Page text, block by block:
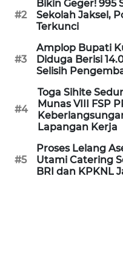
#2
Bikin Geger! 995
Sekolah Jaksel,
Terkunci
#3
Amplop Bupati
Diduga Berisi
Selisih
#4
Toga Sihite
Munas VIII FSP
Lapangan Kerja
#5
Proses Lelang
Utami Catering
BRI dan KPKNL
WN
SERAMBI
WN
JAMBI
WN
SULTRA
WN
NTB